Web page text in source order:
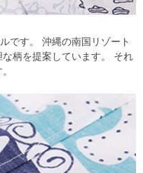
です。 沖縄の南国リゾート
柄を提案しています。 それ